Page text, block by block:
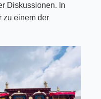
Diskussionen. In
zu einem der